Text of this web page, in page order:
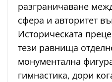
разграничаване
сфера и авторитет
Историческата
тези равнища
монументална
гимнастика, дори